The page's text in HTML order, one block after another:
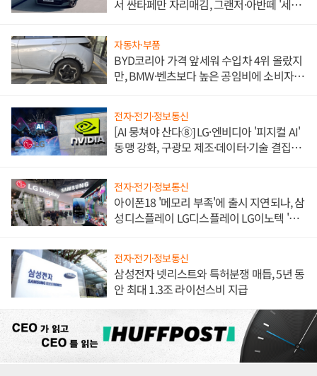
서 싼타페만 자리매김, 그랜저·아반떼 '세단
자동차·부품
BYD코리아 가격 앞세워 수입차 4위 올랐지
만, BMW·벤츠보다 높은 공임비에 소비자
전자·전기·정보통신
[AI 뭉쳐야 산다⑧] LG·엔비디아 '피지컬 AI'
동맹 강화, 구광모 제조·데이터·기술 결집
전자·전기·정보통신
아이폰18 '메모리 부족'에 출시 지연되나, 삼
성디스플레이 LG디스플레이 LG이노텍 '탈
전자·전기·정보통신
삼성전자 넷리스트와 특허분쟁 매듭, 5년 동
안 최대 1.3조 라이선스비 지급